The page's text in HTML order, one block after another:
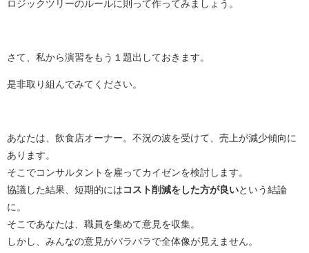
ロジックツリーのルールに則って作ってみましょう。
さて、私から演習をもう１題出しておきます。
是非取り組んでみてください。
あなたは、飲食店オーナー。不況の波を受けて、売上が減少傾向に
あります。
そこでコンサルタントを雇ってカイゼンを検討します。
協議した結果、短期的には コスト削減をした方が良いという結論
に。
そこであなたは、職員を集めて意見を収集。
しかし、みんなの意見がバラバラで全体像が見えません。